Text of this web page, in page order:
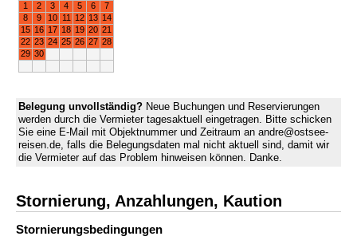
1 2 3 4 5 6
7
8
9 10 11 12 13 14
15 16 17 18 19 20 21
22 23 24 25 26 27 28
29 30
Belegung unvollständig? Neue Buchungen und Reservierungen
werden durch die Vermieter tagesaktuell eingetragen. Bitte schicken
Sie eine E-Mail mit Objektnummer und Zeitraum an andre@ostsee-
reisen.de, falls die Belegungsdaten mal nicht aktuell sind, damit wir
die Vermieter auf das Problem hinweisen können. Danke.
Stornierung, Anzahlungen, Kaution
Stornierungs­bedingungen